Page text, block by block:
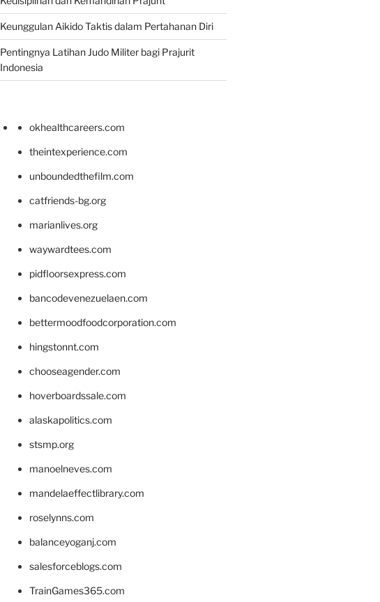
Keunggulan Aikido Taktis dalam Pertahanan Diri
Pentingnya Latihan Judo Militer bagi Prajurit
Indonesia
okhealthcareers.com
theintexperience.com
unboundedthefilm.com
catfriends-bg.org
marianlives.org
waywardtees.com
pidfloorsexpress.com
bancodevenezuelaen.com
bettermoodfoodcorporation.com
hingstonnt.com
chooseagender.com
hoverboardssale.com
alaskapolitics.com
stsmp.org
manoelneves.com
mandelaeffectlibrary.com
roselynns.com
balanceyoganj.com
salesforceblogs.com
TrainGames365.com